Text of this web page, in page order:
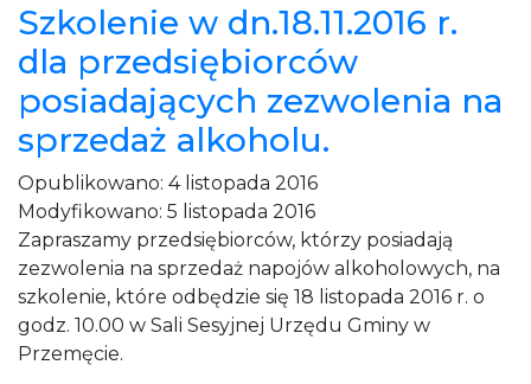
Szkolenie w dn.18.11.2016 r.
dla przedsiębiorców
posiadających zezwolenia na
sprzedaż alkoholu.
Opublikowano: 4 listopada 2016
Modyfikowano: 5 listopada 2016
Zapraszamy przedsiębiorców, którzy posiadają
zezwolenia na sprzedaż napojów alkoholowych, na
szkolenie, które odbędzie się 18 listopada 2016 r. o
godz. 10.00 w Sali Sesyjnej Urzędu Gminy w
Przemęcie.